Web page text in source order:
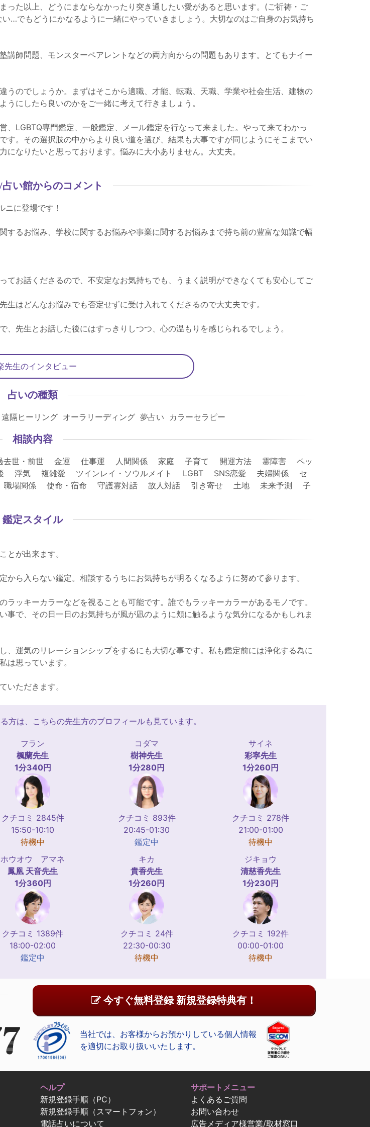
た以上、どうにまならなかったり突き通したい愛があると思います。(ご祈祷・ご
…でもどうにかなるように一緒にやっていきましょう。大切なのはご自身のお気持ち
講師問題、モンスターペアレントなどの両方向からの問題もあります。とてもナイー
うのでしょうか。まずはそこから適職、才能、転職、天職、学業や社会生活、建物の
にしたら良いのかをご一緒に考えて行きましょう。
LGBTQ専門鑑定、一般鑑定、メール鑑定を行なって来ました。やって来てわかっ
。その選択肢の中からより良い道を選び、結果も大事ですが同じようにそこまでい
なりたいと思っております。悩みに大小ありません。大丈夫。
い館からのコメント
に登場です！
るお悩み、学校に関するお悩みや事業に関するお悩みまで持ち前の豊富な知識で幅
お話くださるので、不安定なお気持ちでも、うまく説明ができなくても安心してご
はどんなお悩みでも否定せずに受け入れてくださるので大丈夫です。
先生とお話した後にはすっきりしつつ、心の温もりを感じられるでしょう。
先生のインタビュー
占いの種類
ヒーリング オーラリーディング 夢占い カラーセラピー
相談内容
・前世 金運 仕事運 人間関係 家庭 子育て 開運方法 霊障害 ペッ
浮気 複雑愛 ツインレイ・ソウルメイト LGBT SNS恋愛 夫婦関係 セ
職場関係 使命・宿命 守護霊対話 故人対話 引き寄せ 土地 未来予測 子
鑑定スタイル
とが出来ます。
ら入らない鑑定。相談するうちにお気持ちが明るくなるように努めて参ります。
ッキーカラーなどを視ることも可能です。誰でもラッキーカラーがあるモノです。
で、その日一日のお気持ちが風が凪のように頬に触るような気分になるかもしれま
運気のリレーションシップをするにも大切な事です。私も鑑定前には浄化する為に
は思っています。
いただきます。
方は、こちらの先生方のプロフィールも見ています。
フラン
楓蘭先生
1分340円
クチコミ 2845件
15:50-10:10
待機中
コダマ
樹神先生
1分280円
クチコミ 893件
20:45-01:30
鑑定中
サイネ
彩寧先生
1分260円
クチコミ 278件
21:00-01:00
待機中
ホウオウ アマネ
鳳凰 天音先生
1分360円
クチコミ 1389件
18:00-02:00
鑑定中
キカ
貴香先生
1分260円
クチコミ 24件
22:30-00:30
待機中
ジキョウ
清慈香先生
1分230円
クチコミ 192件
00:00-01:00
待機中
今すぐ無料登録 新規登録特典有！
当社では、お客様からお預かりしている個人情報
を適切にお取り扱いいたします。
ヘルプ
新規登録手順（PC）
新規登録手順（スマートフォン）
電話占いについて
サポートメニュー
よくあるご質問
お問い合わせ
広告メディア様営業/取材窓口